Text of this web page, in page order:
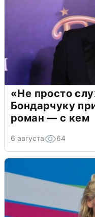
«Не просто
Бондарчуку
роман — с кем
6 августа 64